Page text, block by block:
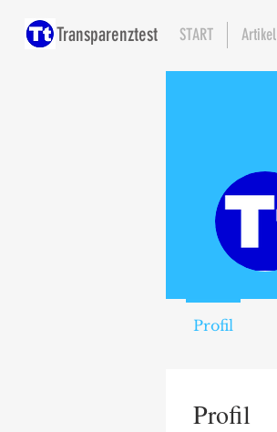
Transparenztest START Artikel
Profil
Profil